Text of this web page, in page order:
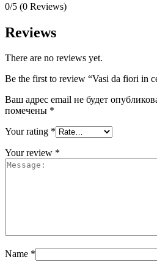
0/5 (0 Reviews)
Reviews
There are no reviews yet.
Be the first to review “Vasi da fiori in
Ваш адрес email не будет
помечены *
Your rating *
Your review *
Name *